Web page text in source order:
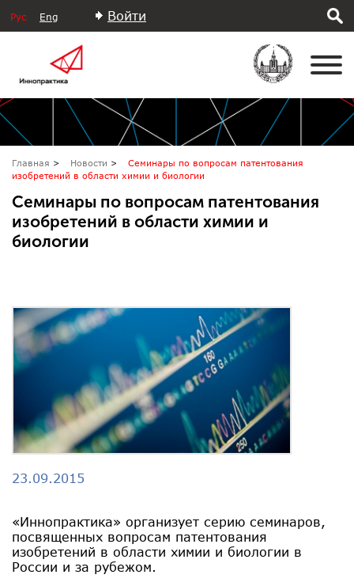
Рус Eng Войти
Главная Новости
Семинары по вопросам патентования
изобретений в области химии и биологии
Семинары по вопросам патентования
изобретений в области химии и
биологии
23.09.2015
«Иннопрактика» организует серию семинаров,
посвященных вопросам патентования
изобретений в области химии и биологии в
России и за рубежом.